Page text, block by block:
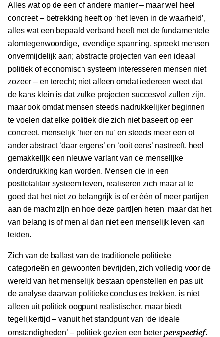
Alles wat op de een of andere manier – maar wel heel
concreet – betrekking heeft op ‘het leven in de waarheid’,
alles wat een bepaald verband heeft met de fundamentele
alomtegenwoordige, levendige spanning, spreekt mensen
onvermijdelijk aan; abstracte projecten van een ideaal
politiek of economisch systeem interesseren mensen niet
zozeer – en terecht; niet alleen omdat iedereen weet dat
de kans klein is dat zulke projecten succesvol zullen zijn,
maar ook omdat mensen steeds nadrukkelijker beginnen
te voelen dat elke politiek die zich niet baseert op een
concreet, menselijk ‘hier en nu’ en steeds meer een of
ander abstract ‘daar ergens’ en ‘ooit eens’ nastreeft, heel
gemakkelijk een nieuwe variant van de menselijke
onderdrukking kan worden. Mensen die in een
posttotalitair systeem leven, realiseren zich maar al te
goed dat het niet zo belangrijk is of er één of meer partijen
aan de macht zijn en hoe deze partijen heten, maar dat het
van belang is of men al dan niet een menselijk leven kan
leiden.
Zich van de ballast van de traditionele politieke
categorieën en gewoonten bevrijden, zich volledig voor de
wereld van het menselijk bestaan openstellen en pas uit
de analyse daarvan politieke conclusies trekken, is niet
alleen uit politiek oogpunt realistischer, maar biedt
tegelijkertijd – vanuit het standpunt van ‘de ideale
omstandigheden’ – politiek gezien een beter perspectief.